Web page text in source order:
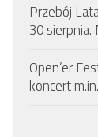
Przebój
30 sierpnia.
Open’er
koncert